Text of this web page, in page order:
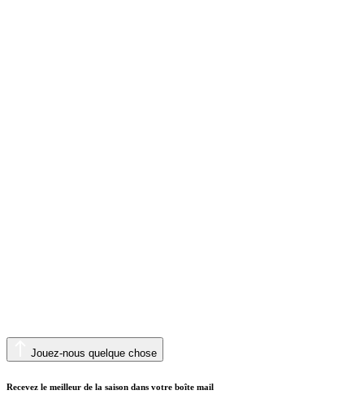
Jouez-nous quelque chose
Recevez le meilleur de la saison dans votre boîte mail